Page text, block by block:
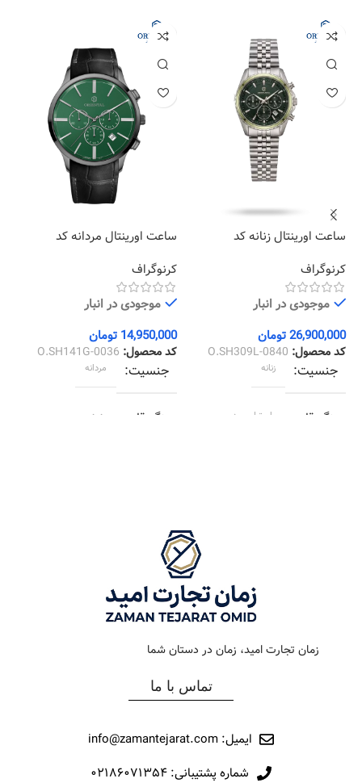
ساعت اورینتال زنانه کد
کرنوگراف
موجودی در انبار
26,900,000تومان
کد محصول: O.SH309L-0840
جنسیت زنانه
رنگ قاب استیل سبز
کرنوگراف
رفرانس 309
ساعت اورینتال مردانه کد
کرنوگراف
موجودی در انبار
14,950,000 تومان
کد محصول: O.SH141G-0036
جنسیت مردانه
رنگ قاب دودی
جنس بند
نوع ساعت
رفرانس
برند
زمان تجارت امید، زمان در دستان شما
تماس با ما
ایمیل: info@zamantejarat.com
شماره پشتیبانی: ۰۲۱۸۶۰۷۱۳۵۴